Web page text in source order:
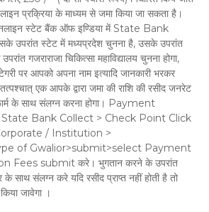
प्रक्रिया के माध्यम से जमा किया जा सकता है।
स्टेट बैंक ऑफ इण्डिया में State Bank
उपरांत स्टेट में मध्यप्रदेश चुनना है, उसके उपरांत
गजराराजा चिकित्सा महाविद्यालय चुनना होगा,
पर आपको अपना नाम इत्यादि जानकारी भरकर
एक आपके द्वारा जमा की राशि की रसीद जनरेट
के साथ संलग्न करना होगा। Payment
Bank Collect > Check Point Click
/ Institution >
of Gwalior>submit>select Payment
Fees submit करे। भुगतान करने के उपरांत
साथ संलग्न करे यदि रसीद प्राप्त नहीं होती है तो
जावेगा ।